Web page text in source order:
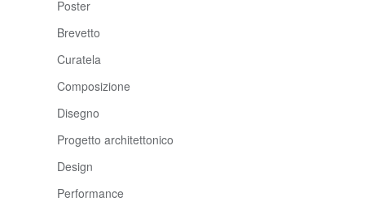
Poster
Brevetto
Curatela
Composizione
Disegno
Progetto architettonico
Design
Performance